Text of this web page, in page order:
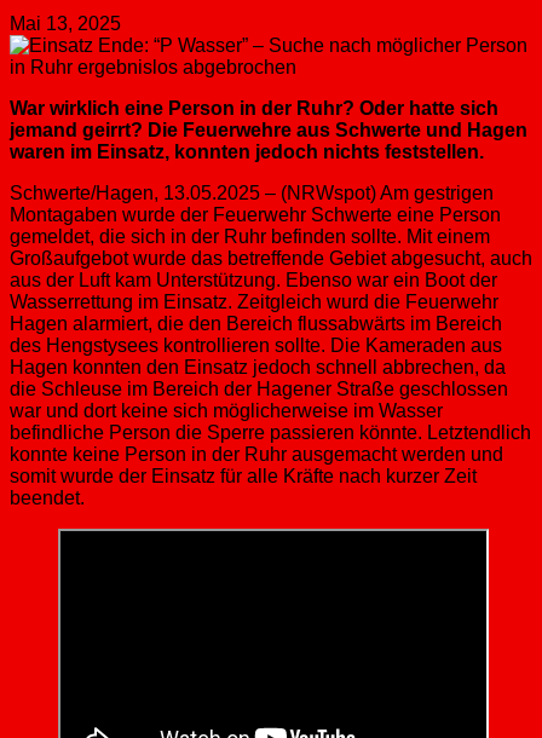
Mai 13, 2025
War wirklich eine Person in der Ruhr? Oder hatte sich
jemand geirrt? Die Feuerwehre aus Schwerte und Hagen
waren im Einsatz, konnten jedoch nichts feststellen.
Schwerte/Hagen, 13.05.2025 – (NRWspot) Am gestrigen
Montagaben wurde der Feuerwehr Schwerte eine Person
gemeldet, die sich in der Ruhr befinden sollte. Mit einem
Großaufgebot wurde das betreffende Gebiet abgesucht, auch
aus der Luft kam Unterstützung. Ebenso war ein Boot der
Wasserrettung im Einsatz. Zeitgleich wurd die Feuerwehr
Hagen alarmiert, die den Bereich flussabwärts im Bereich
des Hengstysees kontrollieren sollte. Die Kameraden aus
Hagen konnten den Einsatz jedoch schnell abbrechen, da
die Schleuse im Bereich der Hagener Straße geschlossen
war und dort keine sich möglicherweise im Wasser
befindliche Person die Sperre passieren könnte. Letztendlich
konnte keine Person in der Ruhr ausgemacht werden und
somit wurde der Einsatz für alle Kräfte nach kurzer Zeit
beendet.